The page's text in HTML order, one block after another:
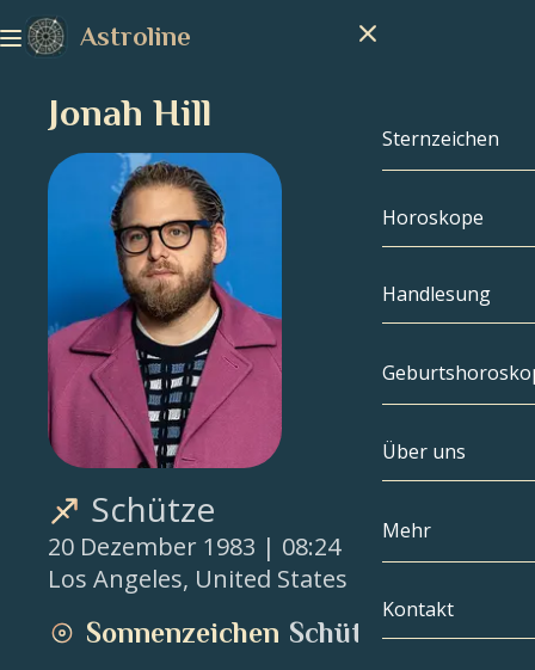
Astroline
Sternzeichen
Sternzeichen
Steinbock
Fische
Widder
Stier
Krebs
Horoskope
Handlesung
Über uns
Mehr
Kompatibilität
Kontakt
Jonah Hill
Schütze
20 Dezember 1983 | 08:24
Los Angeles, United States
Sonnenzeichen Schütze